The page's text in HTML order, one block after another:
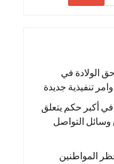
الولادة في
تنفيذية جديدة
دولار في أكبر حكم يتعلق
التواصل
المواطنين